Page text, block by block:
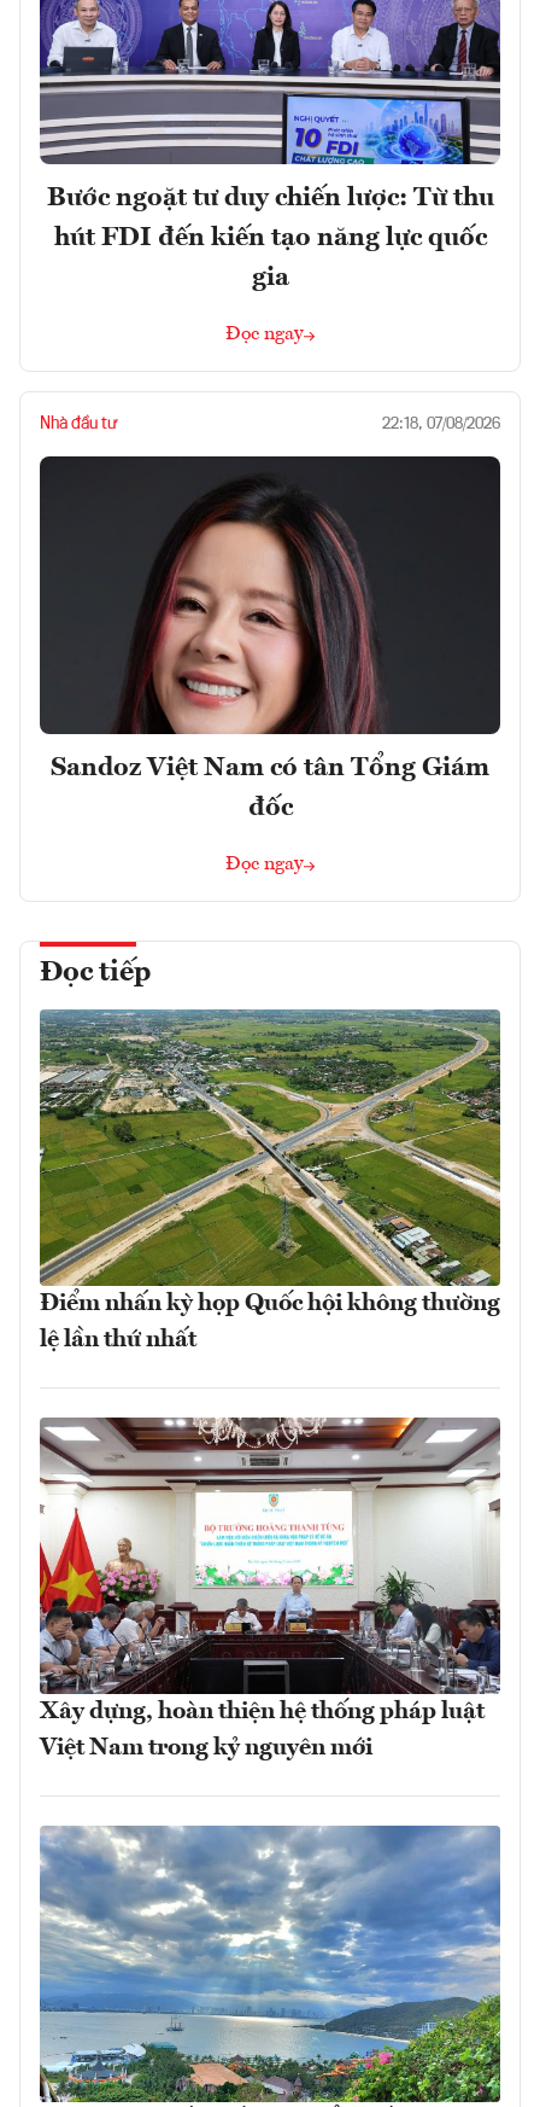
Bước ngoặt tư duy chiến lược: Từ thu
hút FDI đến kiến tạo năng lực quốc
gia
Đọc ngay
Nhà đầu tư 22:18, 07/08/2026
Sandoz Việt Nam có tân Tổng Giám
đốc
Đọc ngay
Đọc tiếp
Điểm nhấn kỳ họp Quốc hội không thường
lệ lần thứ nhất
Xây dựng, hoàn thiện hệ thống pháp luật
Việt Nam trong kỷ nguyên mới